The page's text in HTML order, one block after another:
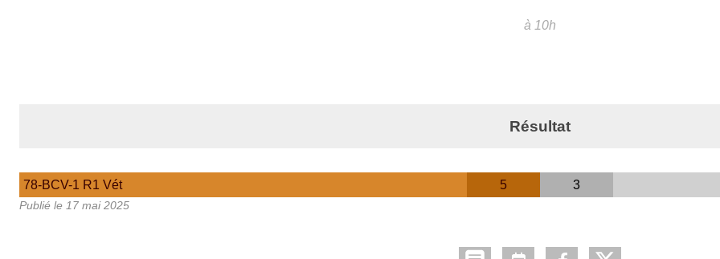
à 10h
Résultat
78-BCV-1 R1 Vét 5 3
Publié le 17 mai 2025